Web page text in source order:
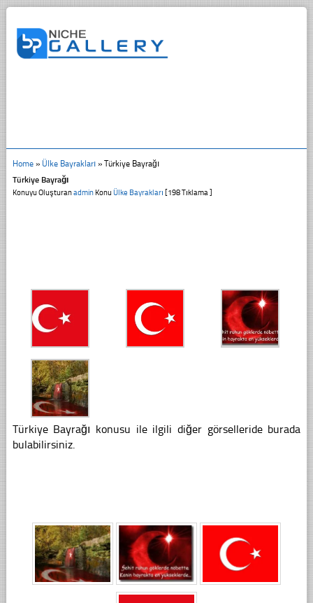
Home» Ülke Bayrakları» Türkiye Bayrağı
Türkiye Bayrağı
Konuyu OluşturanadminKonu Ülke Bayrakları [198 Tıklama ]
Türkiye Bayrağı konusu ile ilgili diğer görselleride burada
bulabilirsiniz.